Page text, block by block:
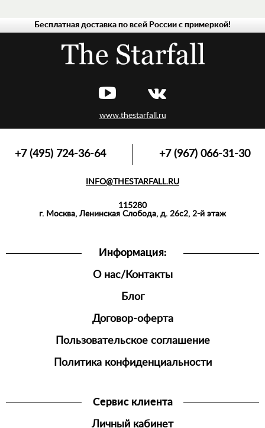
МУЖСКАЯБесплатная доставка по всей России с примеркой!
www.thestarfall.ru
Информация:
О нас/Контакты
Блог
Договор-оферта
Пользовательское соглашение
Политика конфиденциальности
Сервис клиента
Личный кабинет
+7 (495) 724-36-64 +7 (967) 066-31-30
INFO@THESTARFALL.RU
115280
г. Москва, Ленинская Слобода, д. 26с2, 2-й этаж